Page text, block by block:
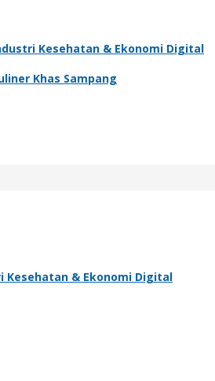
Kesehatan & Ekonomi Digital
Khas Sampang
Kesehatan & Ekonomi Digital